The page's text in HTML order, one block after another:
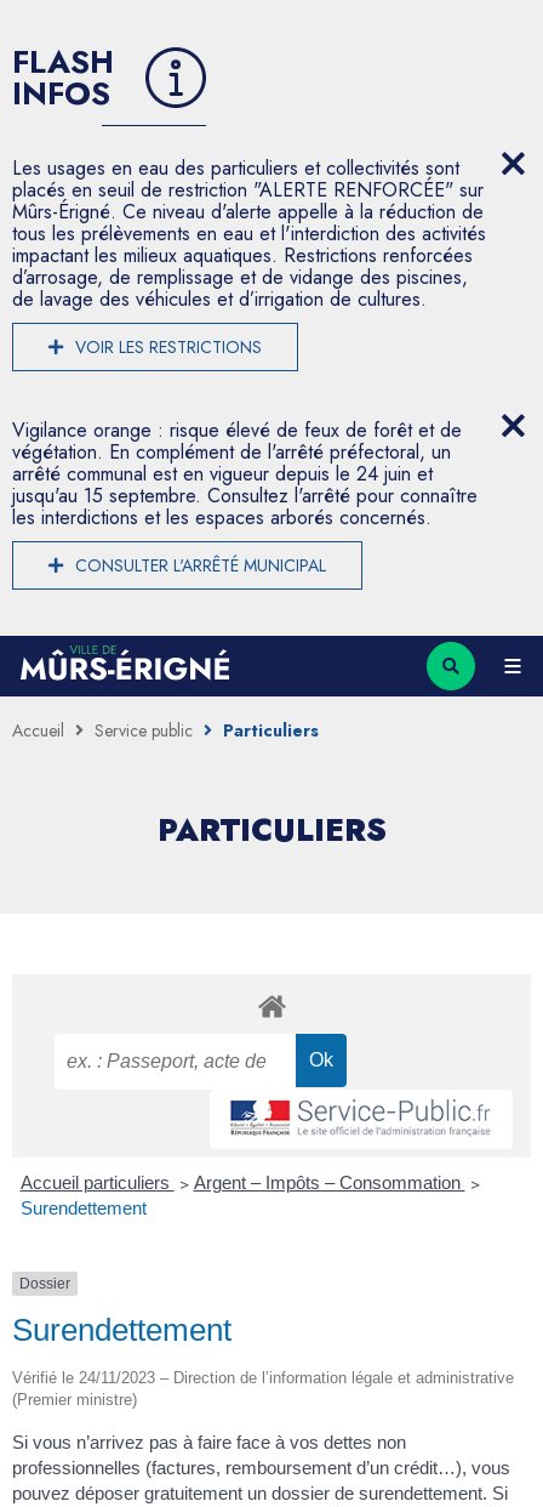
FLASH
INFOS
Les usages en eau des particuliers et collectivités sont
placés en seuil de restriction "ALERTE RENFORCÉE" sur
Mûrs-Érigné. Ce niveau d'alerte appelle à la réduction de
tous les prélèvements en eau et l'interdiction des activités
impactant les milieux aquatiques. Restrictions renforcées
d’arrosage, de remplissage et de vidange des piscines,
de lavage des véhicules et d’irrigation de cultures.
VOIR LES RESTRICTIONS
Vigilance orange : risque élevé de feux de forêt et de
végétation. En complément de l'arrêté préfectoral, un
arrêté communal est en vigueur depuis le 24 juin et
jusqu'au 15 septembre. Consultez l'arrêté pour connaître
les interdictions et les espaces arborés concernés.
CONSULTER L'ARRÊTÉ MUNICIPAL
Accueil Service public Particuliers
PARTICULIERS
Accueil particuliers > Argent – Impôts – Consommation >
Surendettement
Dossier
Surendettement
Vérifié le 24/11/2023 – Direction de l’information légale et administrative
(Premier ministre)
Si vous n’arrivez pas à faire face à vos dettes non
professionnelles (factures, remboursement d’un crédit…), vous
pouvez déposer gratuitement un dossier de surendettement. Si